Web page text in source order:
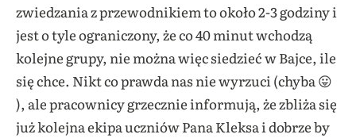
zwiedzania z przewodnikiem to około 2-3 godziny i
jest o tyle ograniczony, że co 40 minut wchodzą
kolejne grupy, nie można więc siedzieć w Bajce, ile
się chce. Nikt co prawda nas nie wyrzuci (chyba 😛
), ale pracownicy grzecznie informują, że zbliża się
już kolejna ekipa uczniów Pana Kleksa i dobrze by